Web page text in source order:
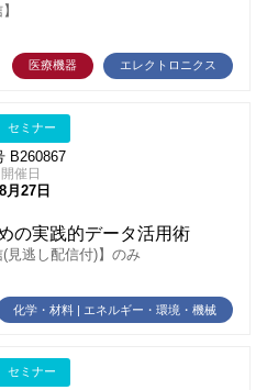
医療機器 エレクトロニクス
セミナー
B260867
開催日
月27日
の実践的データ活用術
見逃し配信付)】のみ
化学・材料 | エネルギー・環境・機械
セミナー